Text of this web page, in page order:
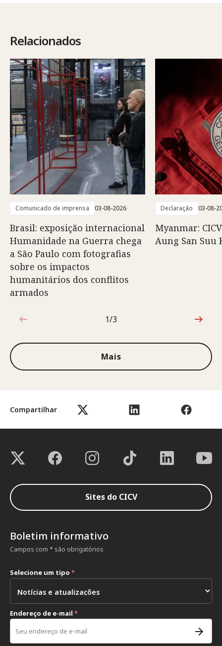
Compartilhar
Relacionados
Comunicado de imprensa 03-08-2026
Brasil: exposição internacional
Humanidade na Guerra chega
a São Paulo com fotografias
sobre os impactos
humanitários dos conflitos
armados
Declaração 03-08-
Myanmar:
Aung San Suu
1 de 3
1/3
Mais
Sites do CICV
Boletim informativo
Campos com * são obrigatórios
Selecione um tipo *
Endereço de e-mail *